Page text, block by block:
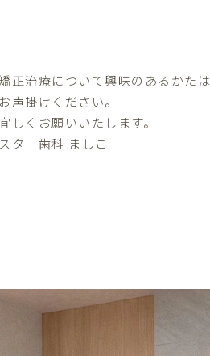
正治療について興味のあるかたは
お声掛けください。
宜しくお願いいたします。
スター歯科 ましこ